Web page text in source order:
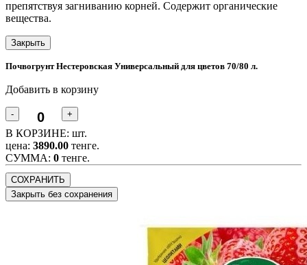
препятствуя загниванию корней. Содержит органические
вещества.
Закрыть
Почвогрунт Нестеровская Универсальный для цветов 70/80 л.
Добавить в корзину
- +
В КОРЗИНЕ: шт.
цена: 3890.00 тенге.
CУММА: 0 тенге.
СОХРАНИТЬ
Закрыть без сохранения